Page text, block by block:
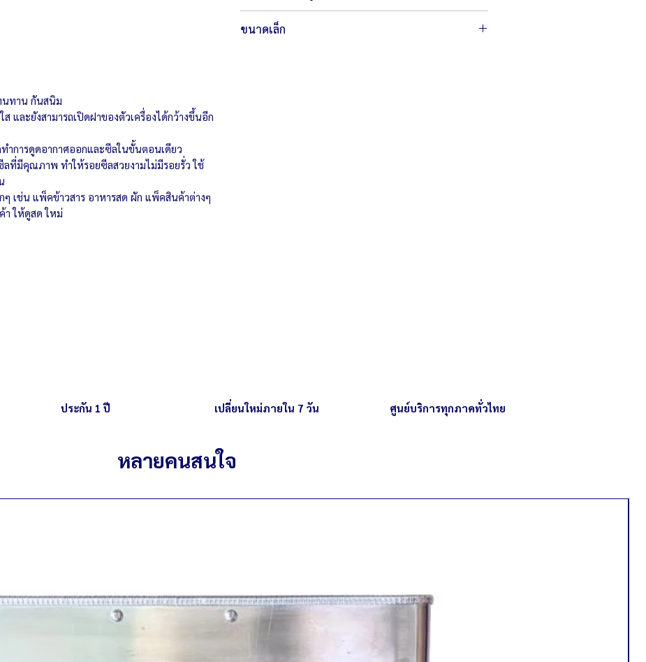
นทาน กันสนิม
และยังสามารถเปิดฝาของตัวเครื่องได้กว้างขึ้นอีก
ำการดูดอากาศออกและซีลในขั้นตอนเดียว
ที่มีคุณภาพ ทำให้รอยซีลสวยงามไม่มีรอยรั่ว ใช้
เช่น แพ็คข้าวสาร อาหารสด ผัก แพ็คสินค้าต่างๆ
า ให้ดูสด ใหม่
ขนาดเล็ก
ประกัน 1 ปี เปลี่ยนใหม่ภายใน 7 วัน ศูนย์บริการทุกภาคทั่วไทย
หลายคนสนใจ